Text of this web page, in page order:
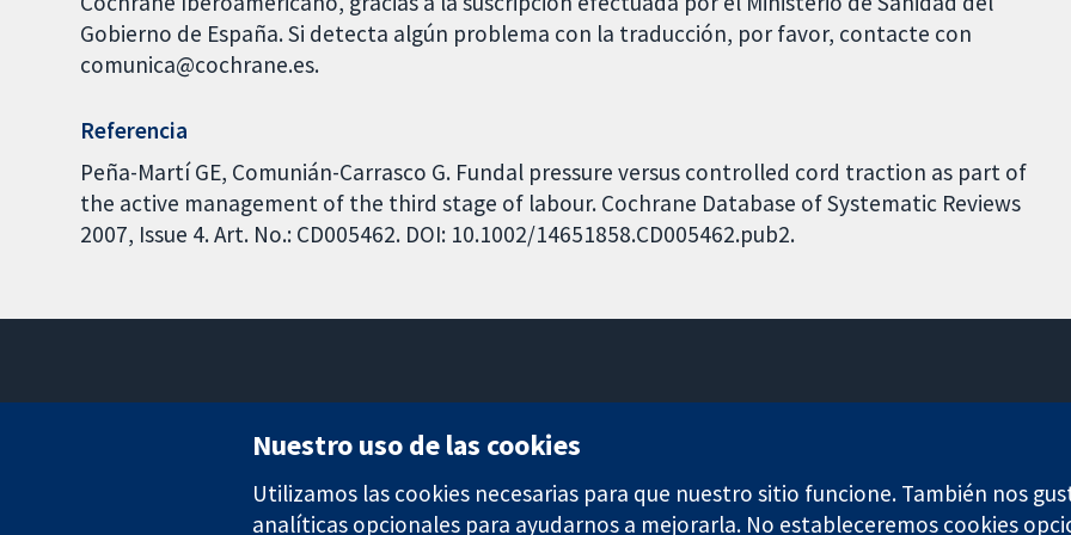
Gobierno de España. Si detecta algún problema con la traducción, por favor, contacte con
comunica@cochrane.es.
Referencia
Peña-Martí GE, Comunián-Carrasco G. Fundal pressure versus controlled cord traction as part of
the active management of the third stage of labour. Cochrane Database of Systematic Reviews
2007, Issue 4. Art. No.: CD005462. DOI: 10.1002/14651858.CD005462.pub2.
Londres
Reino Unido
Nuestro uso de las cookies
Utilizamos las cookies necesarias para que nuestro sitio funcione. También nos
analíticas opcionales para ayudarnos a mejorarla. No estableceremos cookies